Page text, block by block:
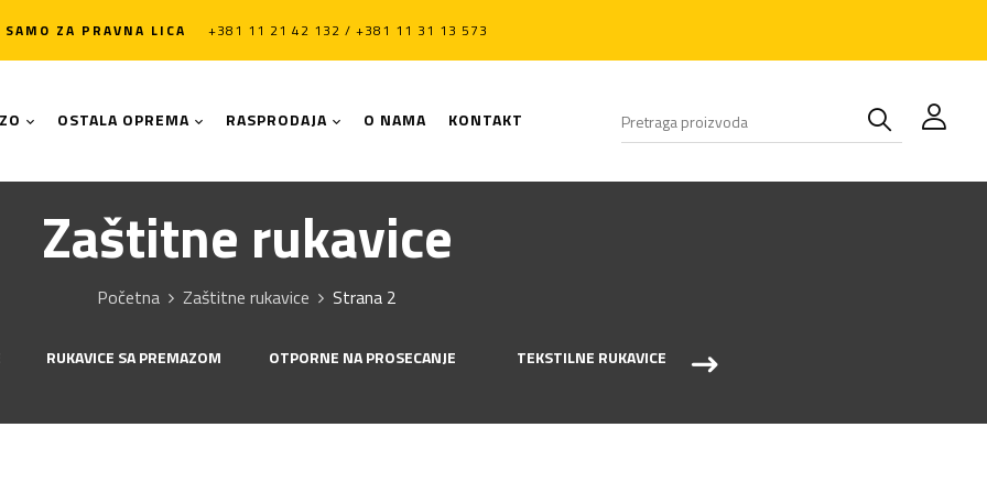
SAMO ZA PRAVNA LICA +381 11 21 42 132 / +381 11 31 13 573
OSTALA OPREMA RASPRODAJA O NAMA KONTAKT
Zaštitne rukavice
Početna Zaštitne rukavice Strana 2
RUKAVICE SA PREMAZOM OTPORNE NA PROSECANJE TEKSTILNE RUKAVICE